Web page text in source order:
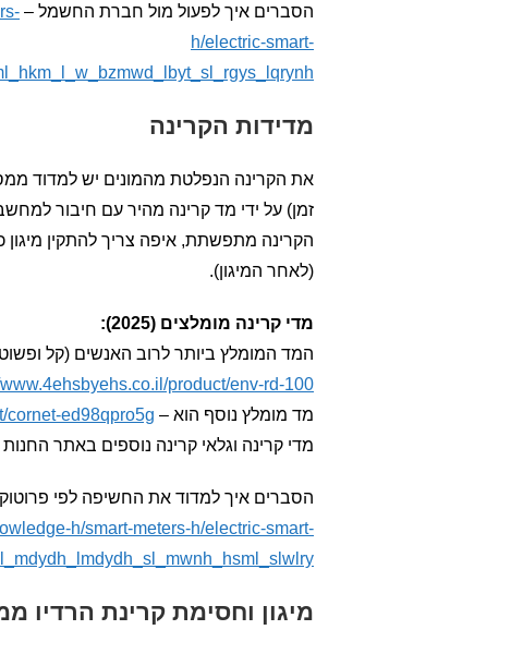
הסברים איך לפעול מול חברת החשמל –
h/electric-smart-
מדידות הקרינה
את הקרינה הנפלטת מהמונים יש למדוד
זמן) על ידי מד קרינה מהיר עם חיבור
הקרינה מתפשתת, איפה צריך להתקין מיגון
(לאחר המיגון).
מדי קרינה מומלצים (2025):
המד המומלץ ביותר לרוב האנשים (קל ופשוט
product/env-rd-100/
מד מומלץ נוסף הוא – ed98qpro5g/
מדי קרינה וגלאי קרינה נוספים באתר
הסברים איך למדוד את החשיפה לפי
h/smart-meters-h/electric-smart-
מיגון וחסימת קרינת הרדיו